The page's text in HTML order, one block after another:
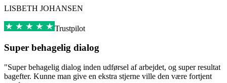
LISBETH JOHANSEN
Trustpilot
Super behagelig dialog
"Super behagelig dialog inden udførsel af arbejdet, og super resultat
bagefter. Kunne man give en ekstra stjerne ville den være fortjent